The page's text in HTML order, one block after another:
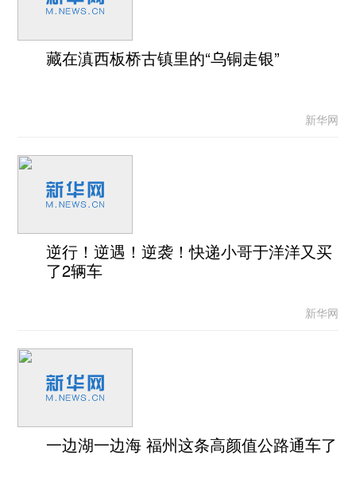
藏在滇西板桥古镇里的“乌铜走银”
新华网
逆行！逆遇！逆袭！快递小哥于洋洋又买
了2辆车
新华网
一边湖一边海 福州这条高颜值公路通车了